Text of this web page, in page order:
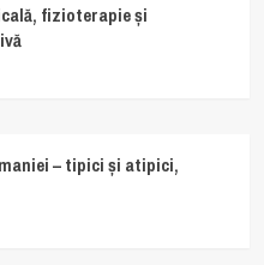
fizioterapie și
– tipici și atipici,